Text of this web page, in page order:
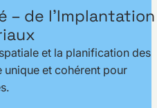
– de l’Implantation
et la planification des
unique et cohérent pour